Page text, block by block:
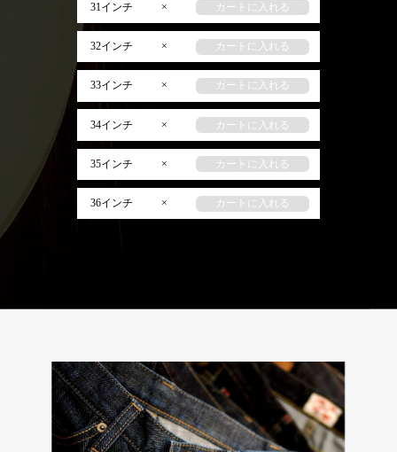
31インチ × カートに入れる
32インチ × カートに入れる
33インチ × カートに入れる
34インチ × カートに入れる
35インチ × カートに入れる
36インチ × カートに入れる